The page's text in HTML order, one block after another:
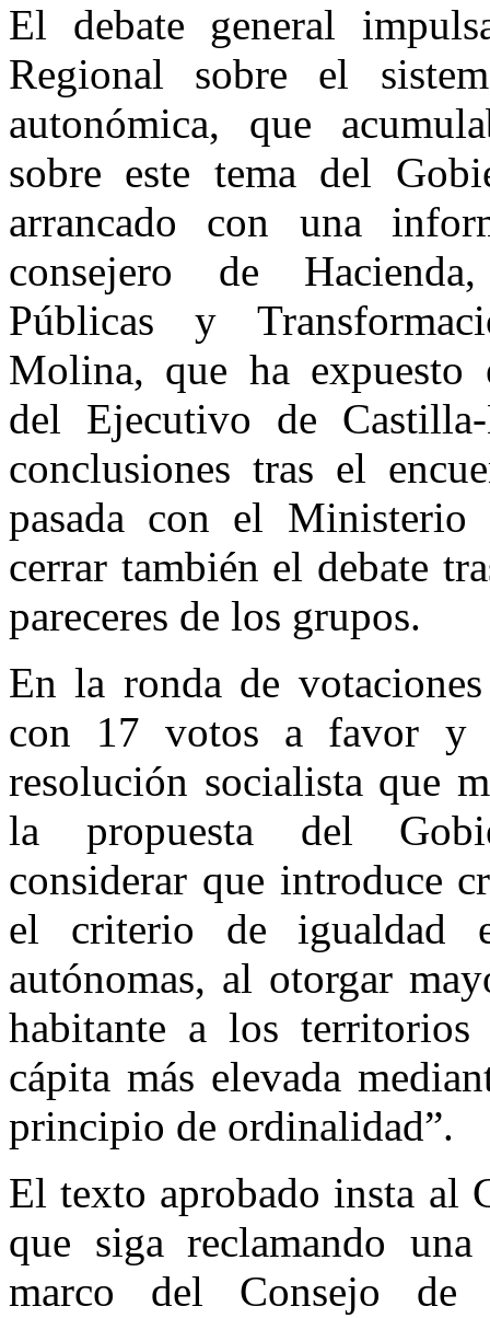
El debate general
Regional sobre el
autonómica, que
sobre este tema del
arrancado con una
consejero de
Públicas y
Molina, que ha expuesto
del Ejecutivo de
conclusiones tras el
pasada con el Ministerio
cerrar también el debate
pareceres de los grupos.
En la ronda de
con 17 votos a favor y
resolución socialista que
la propuesta del
considerar que introduce
el criterio de igualdad
autónomas, al otorgar
habitante a los
cápita más elevada
principio de ordinalidad”.
El texto aprobado insta al
que siga reclamando
marco del Consejo